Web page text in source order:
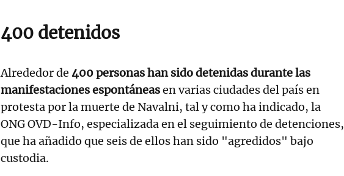
400 detenidos
Alrededor de 400 personas han sido detenidas durante las
manifestaciones espontáneasen varias ciudades del país en
protesta por la muerte de Navalni, tal y como ha indicado, la
ONG OVD-Info, especializada en el seguimiento de detenciones,
que ha añadido que seis de ellos han sido "agredidos" bajo
custodia.